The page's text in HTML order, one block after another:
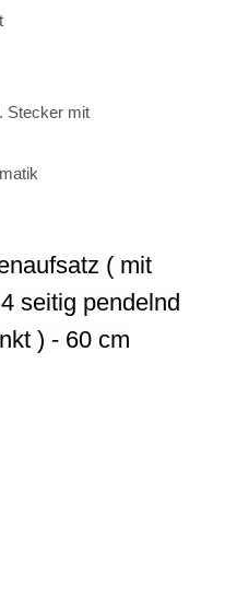
Stecker mit
( mit
seitig pendelnd
) - 60 cm